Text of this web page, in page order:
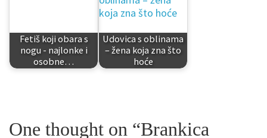
Fetiš koji obara s
nogu - najlonke i
osobne…
Udovica s oblinama
– žena koja zna što
hoće
One thought on “Brankica